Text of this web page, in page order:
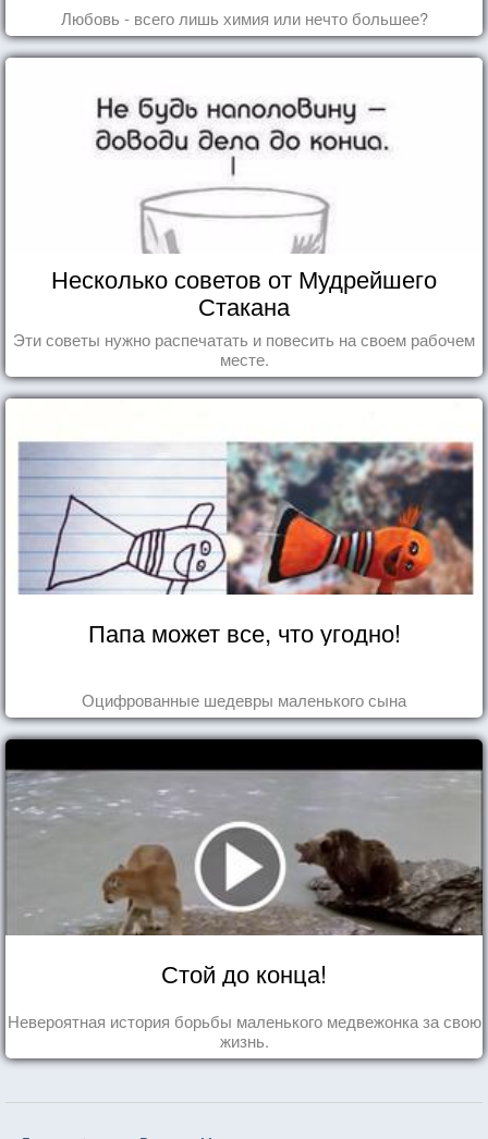
Любовь - всего лишь химия или нечто большее?
Несколько советов от Мудрейшего
Стакана
Эти советы нужно распечатать и повесить на своем рабочем
месте.
Папа может все, что угодно!
Оцифрованные шедевры маленького сына
Стой до конца!
Невероятная история борьбы маленького медвежонка за свою
жизнь.